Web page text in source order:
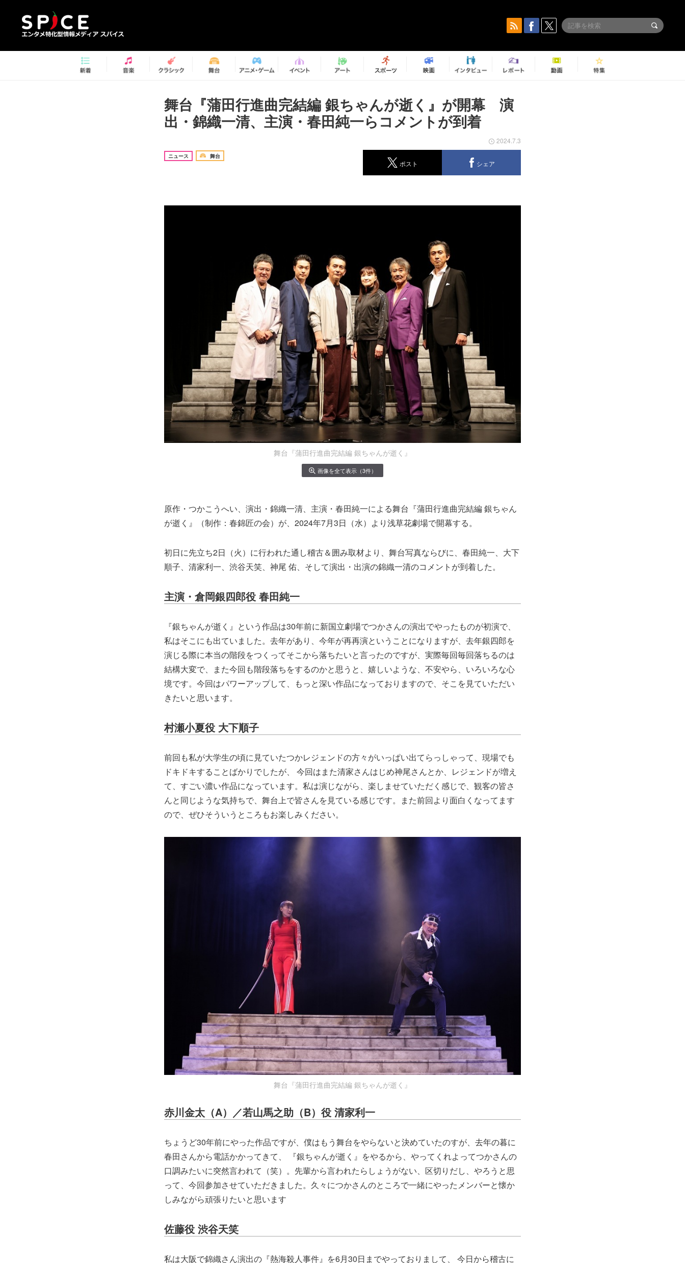
舞台『蒲田行進曲完結編 銀ちゃんが逝く』が開幕 演
出・錦織一清、主演・春田純一らコメントが到着
ニュース 舞台
2024.7.3
ポスト シェア
舞台『蒲田行進曲完結編 銀ちゃんが逝く』
画像を全て表示（3件）
原作・つかこうへい、演出・錦織一清、主演・春田純一による舞台『蒲田行進曲完結編 銀ちゃん
が逝く』（制作：春錦匠の会）が、2024年7月3日（水）より浅草花劇場で開幕する。
初日に先立ち2日（火）に行われた通し稽古＆囲み取材より、舞台写真ならびに、春田純一、大下
順子、清家利一、渋谷天笑、神尾 佑、そして演出・出演の錦織一清のコメントが到着した。
主演・倉岡銀四郎役 春田純一
『銀ちゃんが逝く』という作品は30年前に新国立劇場でつかさんの演出でやったものが初演で、
私はそこにも出ていました。去年があり、今年が再再演ということになりますが、去年銀四郎を
演じる際に本当の階段をつくってそこから落ちたいと言ったのですが、実際毎回毎回落ちるのは
結構大変で、また今回も階段落ちをするのかと思うと、嬉しいような、不安やら、いろいろな心
境です。今回はパワーアップして、もっと深い作品になっておりますので、そこを見ていただい
きたいと思います。
村瀬小夏役 大下順子
前回も私が大学生の頃に見ていたつかレジェンドの方々がいっぱい出てらっしゃって、現場でも
ドキドキすることばかりでしたが、 今回はまた清家さんはじめ神尾さんとか、レジェンドが増え
て、すごい濃い作品になっています。私は演じながら、楽しませていただく感じで、観客の皆さ
んと同じような気持ちで、舞台上で皆さんを見ている感じです。また前回より面白くなってます
ので、ぜひそういうところもお楽しみください。
舞台『蒲田行進曲完結編 銀ちゃんが逝く』
赤川金太（A）／若山馬之助（B）役 清家利一
ちょうど30年前にやった作品ですが、僕はもう舞台をやらないと決めていたのすが、去年の暮に
春田さんから電話かかってきて、 『銀ちゃんが逝く』をやるから、やってくれよってつかさんの
口調みたいに突然言われて（笑）。先輩から言われたらしょうがない、区切りだし、やろうと思
って、今回参加させていただきました。久々につかさんのところで一緒にやったメンバーと懐か
しみながら頑張りたいと思います
佐藤役 渋谷天笑
私は大阪で錦織さん演出の『熱海殺人事件』を6月30日までやっておりまして、 今日から稽古に